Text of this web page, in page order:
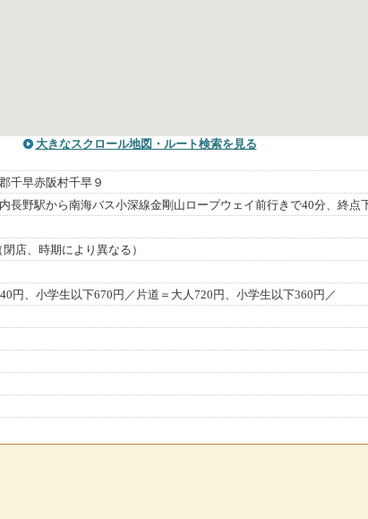
大きなスクロール地図 ・ルート検索を見る
千早赤阪村千早９
長野駅から南海バス小深線金剛山ロープウェイ前行きで40分、終点
店、時期により異なる）
円、小学生以下670円／片道＝大人720円、小学生以下360円／